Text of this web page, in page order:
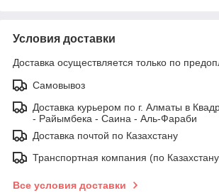
Условия доставки
Доставка осуществляется только по
Самовывоз
Доставка курьером по г. Алматы в
- Райымбека - Саина - Аль-Фараби
Доставка почтой по Казахстану
Транспортная компания (по
Все условия доставки